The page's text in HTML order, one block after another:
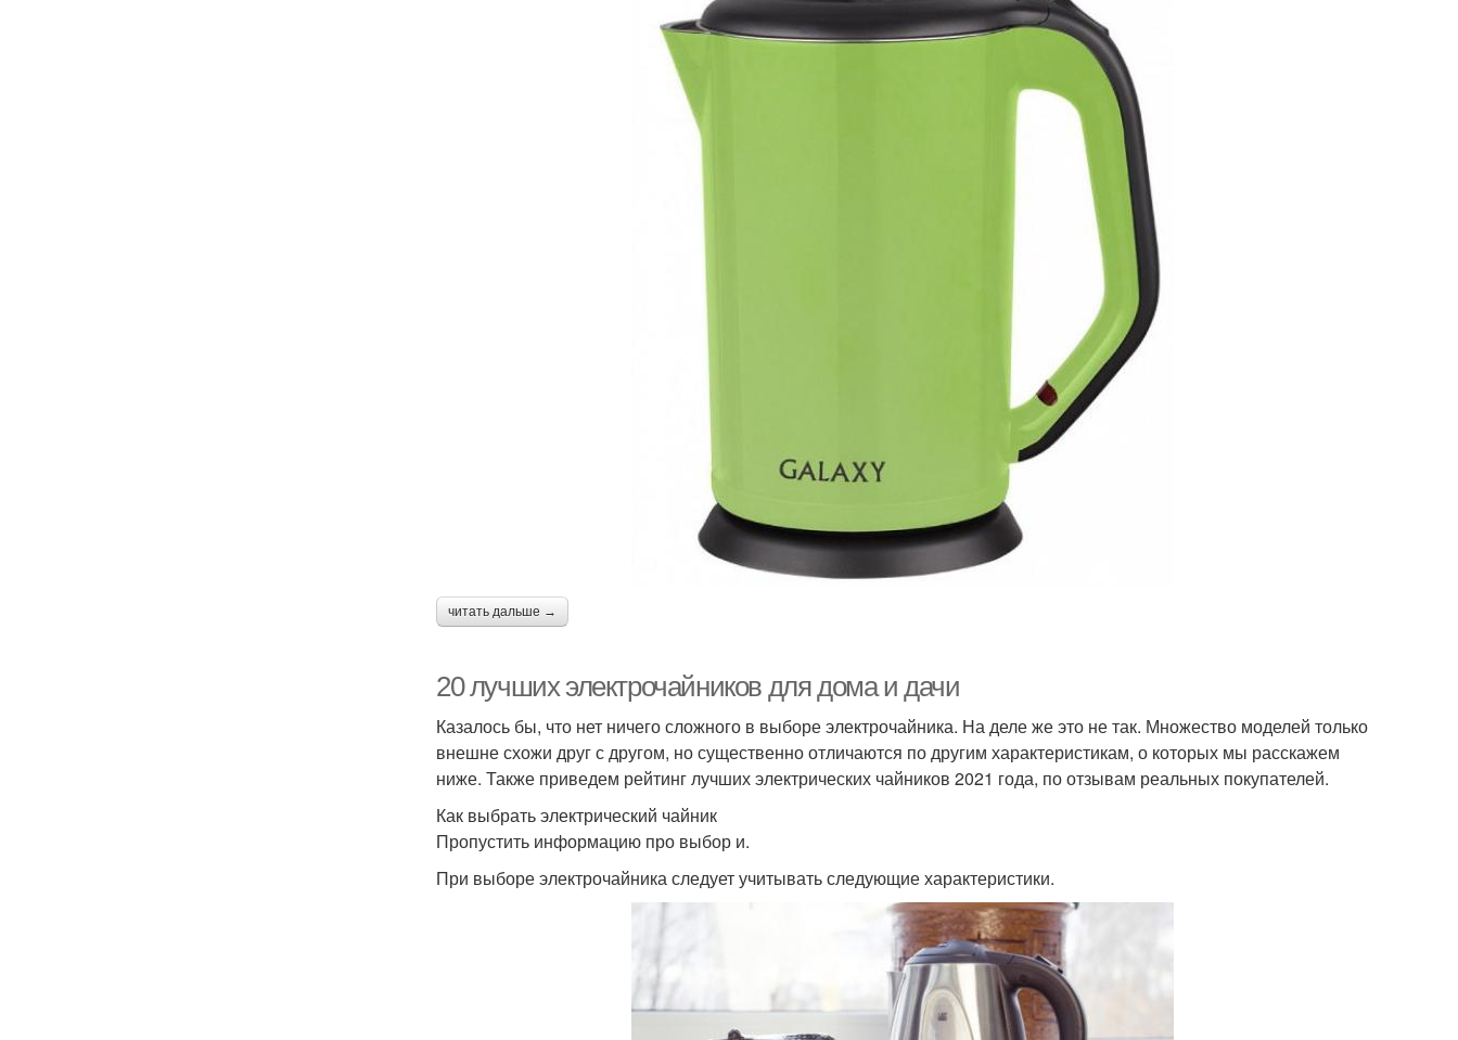
читать дальше →
20 лучших электрочайников для дома и дачи
Казалось бы, что нет ничего сложного в выборе электрочайника. На деле же это не так. Множество моделей только
внешне схожи друг с другом, но существенно отличаются по другим характеристикам, о которых мы расскажем
ниже. Также приведем рейтинг лучших электрических чайников 2021 года, по отзывам реальных покупателей.
Как выбрать электрический чайник
Пропустить информацию про выбор и.
При выборе электрочайника следует учитывать следующие характеристики.